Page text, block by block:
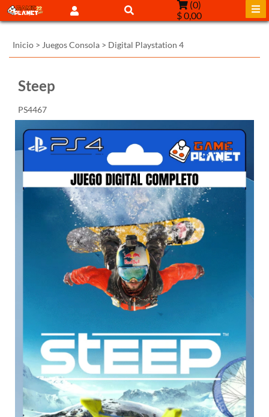
(0)
$ 0,00
Inicio > Juegos Consola > Digital Playstation 4
Steep
PS4467